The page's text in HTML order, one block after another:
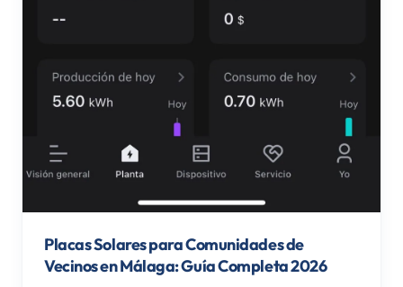
Placas Solares para Comunidades de
Vecinos en Málaga: Guía Completa 2026